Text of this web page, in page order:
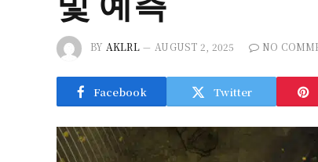
BY AKLRL AUGUST 2, 2025 NO
Facebook Twitter